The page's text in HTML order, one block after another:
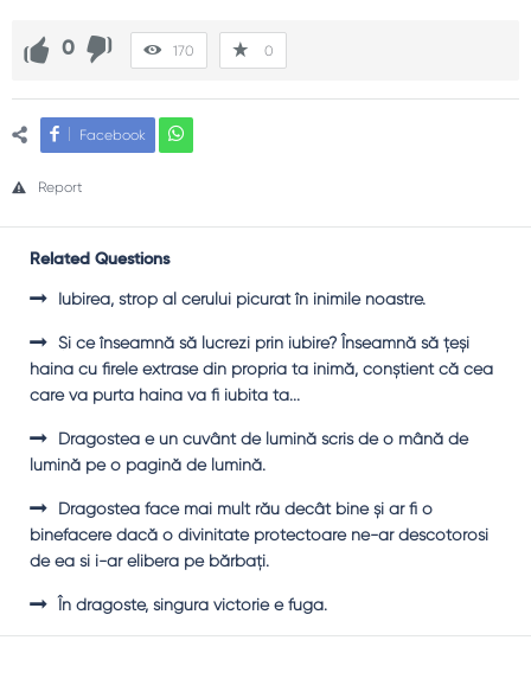
0 170 0
Facebook
Report
Related Questions
Iubirea, strop al cerului picurat în inimile noastre.
Şi ce înseamnă să lucrezi prin iubire? Înseamnă să ţeşi
haina cu firele extrase din propria ta inimă, conştient că cea
care va purta haina va fi iubita ta...
Dragostea e un cuvânt de lumină scris de o mână de
lumină pe o pagină de lumină.
Dragostea face mai mult rău decât bine şi ar fi o
binefacere dacă o divinitate protectoare ne-ar descotorosi
de ea si i-ar elibera pe bărbaţi.
În dragoste, singura victorie e fuga.